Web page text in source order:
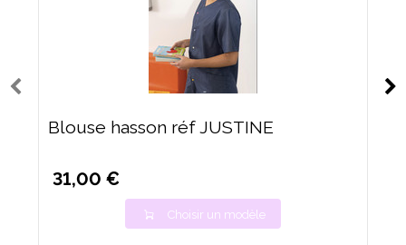
Blouse hasson réf JUSTINE
31,00 €
Choisir un modèle